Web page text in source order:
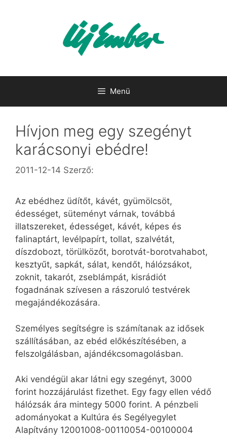
Menü
Hívjon meg egy szegényt
karácsonyi ebédre!
2011-12-14 Szerző:
Az ebédhez üdítőt, kávét, gyümölcsöt,
édességet, süteményt várnak, továbbá
illatszereket, édességet, kávét, képes és
falinaptárt, levélpapírt, tollat, szalvétát,
díszdobozt, törülközőt, borotvát-borotvahabot,
kesztyűt, sapkát, sálat, kendőt, hálózsákot,
zoknit, takarót, zseblámpát, kisrádiót
fogadnának szívesen a rászoruló testvérek
megajándékozására.
Személyes segítségre is számítanak az idősek
szállításában, az ebéd előkészítésében, a
felszolgálásban, ajándékcsomagolásban.
Aki vendégül akar látni egy szegényt, 3000
forint hozzájárulást fizethet. Egy fagy ellen védő
hálózsák ára mintegy 5000 forint. A pénzbeli
adományokat a Kultúra és Segélyegylet
Alapítvány 12001008-00110054-00100004